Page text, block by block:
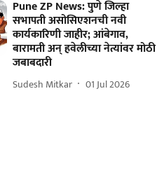
Pune ZP News: पुणे जिल्हा
सभापती असोसिएशनची नवी
कार्यकारिणी जाहीर; आंबेगाव,
बारामती अन् हवेलीच्या नेत्यांवर मोठी
जबाबदारी
Sudesh Mitkar 01 Jul 2026